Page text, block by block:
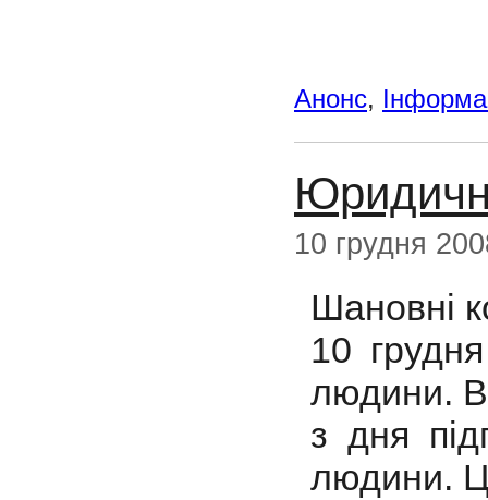
Анонс,
10 грудня
Шановні
10
людини. В
з дня
людини.